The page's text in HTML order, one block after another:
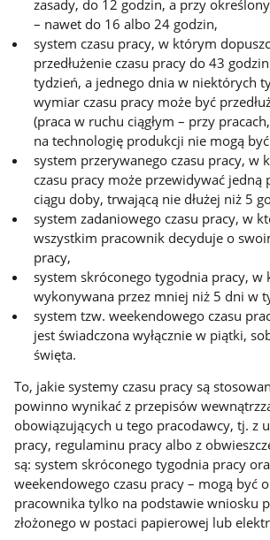
zasady, do 12 godzin, a przy
– nawet do 16 albo 24 godzin,
system czasu pracy, w którym
przedłużenie czasu pracy do 43
tydzień, a jednego dnia w niektórych
wymiar czasu pracy może być
(praca w ruchu ciągłym – przy
na technologię produkcji nie mogą
system przerywanego czasu pracy, w
czasu pracy może przewidywać jedną
ciągu doby, trwającą nie dłużej niż 5
system zadaniowego czasu pracy, w
wszystkim pracownik decyduje o
pracy,
system skróconego tygodnia pracy, w
wykonywana przez mniej niż 5 dni w
system tzw. weekendowego czasu
jest świadczona wyłącznie w piątki,
święta.
To, jakie systemy czasu pracy są
powinno wynikać z przepisów
obowiązujących u tego pracodawcy, tj. z
pracy, regulaminu pracy albo z
są: system skróconego tygodnia pracy
weekendowego czasu pracy – mogą być
pracownika tylko na podstawie wniosku
złożonego w postaci papierowej lub